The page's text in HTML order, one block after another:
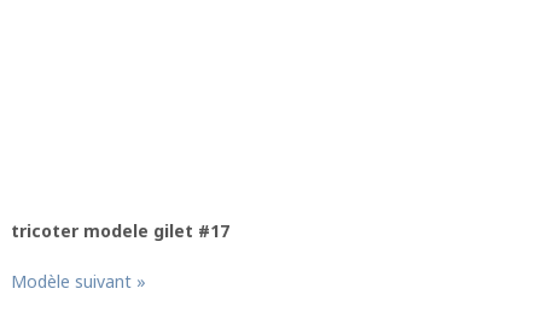
tricoter modele gilet #17
Modèle suivant »